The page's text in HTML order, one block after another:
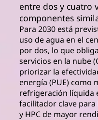
entre dos y cuatro
componentes
Para 2030 está
uso de agua en el
por dos, lo que
servicios en la nube
priorizar la
energía (PUE) como
refrigeración líquida
facilitador clave para
y HPC de mayor